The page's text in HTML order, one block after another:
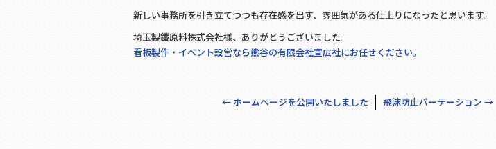
新しい事務所を引き立てつつも存在感を出す、雰囲気がある仕上りになったと思います。
埼玉製鐵原料株式会社様、ありがとうございました。
看板製作・イベント設営なら熊谷の有限会社宣広社にお任せください。
← ホームページを公開いたしました 飛沫防止パーテーション →